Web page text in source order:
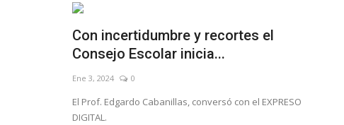
Con incertidumbre y recortes el
Consejo Escolar inicia...
Ene 3, 2024 0
El Prof. Edgardo Cabanillas, conversó con el EXPRESO
DIGITAL.